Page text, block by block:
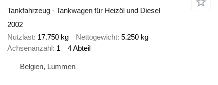
Tankfahrzeug - Tankwagen für Heizöl und Diesel
2002
Nutzlast 17.750 kg Nettogewicht 5.250 kg
Achsenanzahl 1 4 Abteil
Belgien, Lummen